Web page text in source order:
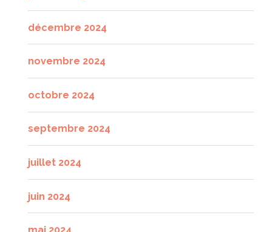
décembre 2024
novembre 2024
octobre 2024
septembre 2024
juillet 2024
juin 2024